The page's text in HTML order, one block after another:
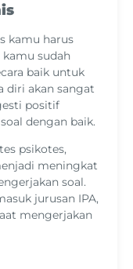
kamu harus
sudah
baik untuk
diri akan sangat
positif
dengan baik.
psikotes,
meningkat
soal.
jurusan IPA,
mengerjakan